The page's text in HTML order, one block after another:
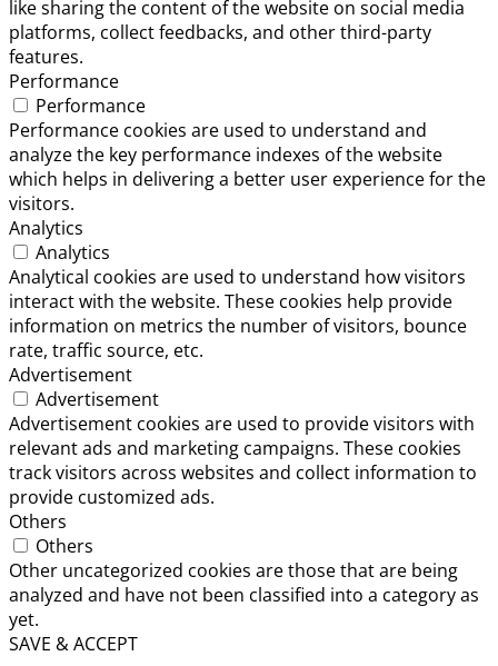
like sharing the content of the website on social media
platforms, collect feedbacks, and other third-party
features.
Performance
Performance
Performance cookies are used to understand and
analyze the key performance indexes of the website
which helps in delivering a better user experience for the
visitors.
Analytics
Analytics
Analytical cookies are used to understand how visitors
interact with the website. These cookies help provide
information on metrics the number of visitors, bounce
rate, traffic source, etc.
Advertisement
Advertisement
Advertisement cookies are used to provide visitors with
relevant ads and marketing campaigns. These cookies
track visitors across websites and collect information to
provide customized ads.
Others
Others
Other uncategorized cookies are those that are being
analyzed and have not been classified into a category as
yet.
SAVE & ACCEPT